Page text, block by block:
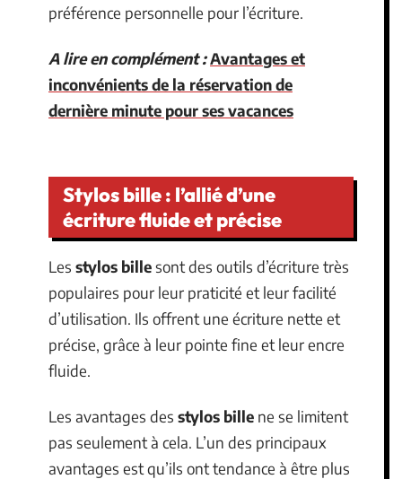
préférence personnelle pour l’écriture.
A lire en complément :Avantages et
inconvénients de la réservation de
dernière minute pour ses vacances
Stylos bille : l’allié d’une
écriture fluide et précise
Les stylos billesont des outils d’écriture très
populaires pour leur praticité et leur facilité
d’utilisation. Ils offrent une écriture nette et
précise, grâce à leur pointe fine et leur encre
fluide.
Les avantages des stylos bille ne se limitent
pas seulement à cela. L’un des principaux
avantages est qu’ils ont tendance à être plus